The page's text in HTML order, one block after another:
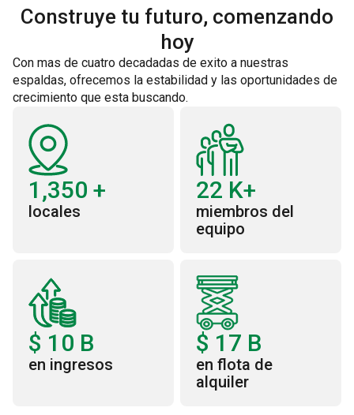
Construye tu futuro, comenzando
hoy
Con mas de cuatro decadadas de exito a nuestras
espaldas, ofrecemos la estabilidad y las oportunidades de
crecimiento que esta buscando.
1,350 +
locales
22 K+
miembros del
equipo
$ 10 B
en ingresos
$ 17 B
en flota de
alquiler